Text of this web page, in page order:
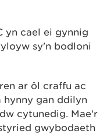
yn cael ei gynnig
sy'n bodloni
ar ôl craffu ac
gan ddilyn
cytunedig. Mae'r
gwybodaeth